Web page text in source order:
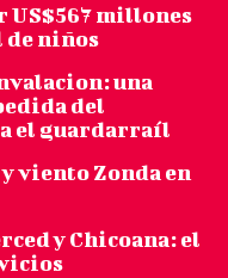
US$567 millones
de niños
una
del
el guardarraíl
viento Zonda en
y Chicoana: el